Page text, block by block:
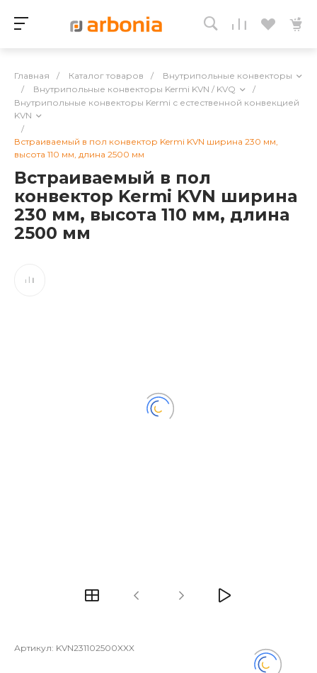
Главная / Каталог товаров /
Внутрипольные конвекторы
/
Внутрипольные конвекторы Kermi KVN / KVQ
/
Внутрипольные конвекторы Kermi с естественной конвекцией
KVN
/
Встраиваемый в пол конвектор Kermi KVN ширина 230 мм,
высота 110 мм, длина 2500 мм
Встраиваемый в пол
конвектор Kermi KVN ширина
230 мм, высота 110 мм, длина
2500 мм
Артикул: KVN231102500XXX